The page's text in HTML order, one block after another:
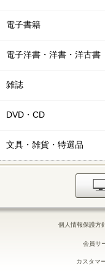
電子書籍
電子洋書・洋書・洋古書
雑誌
DVD・CD
文具・雑貨・特選品
個人情報保護方
会員サ
カスタマ